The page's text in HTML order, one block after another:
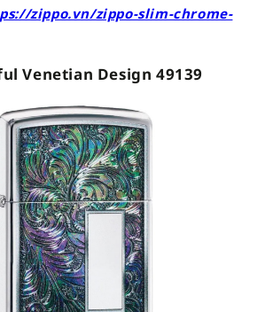
zippo.vn/zippo-slim-chrome-
Venetian Design 49139